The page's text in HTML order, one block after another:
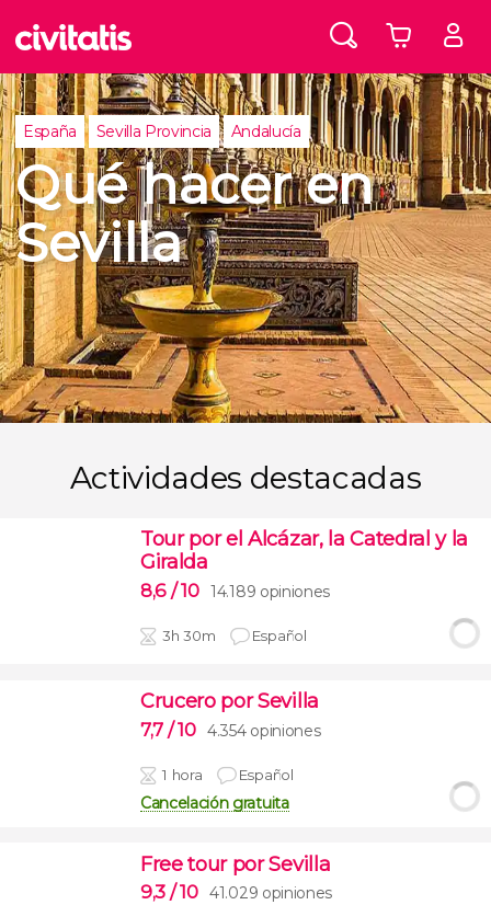
España Sevilla Provincia Andalucía
Qué hacer en
Sevilla
Actividades destacadas
Tour por el Alcázar, la Catedral y la
Giralda
8,6 / 10 14.189 opiniones
3h 30m Español
Crucero por Sevilla
7,7 / 10 4.354 opiniones
1 hora Español
Cancelación gratuita
Free tour por Sevilla
9,3 / 10 41.029 opiniones